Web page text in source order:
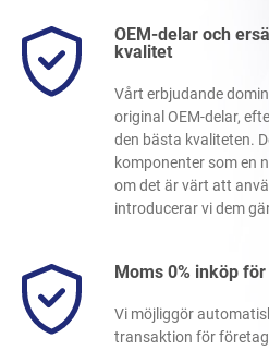
OEM-delar och
kvalitet
Vårt erbjudande
original OEM-delar,
den bästa kvaliteten.
komponenter som en
om det är värt att
introducerar vi dem
Moms 0% inköp
Vi möjliggör
transaktion för